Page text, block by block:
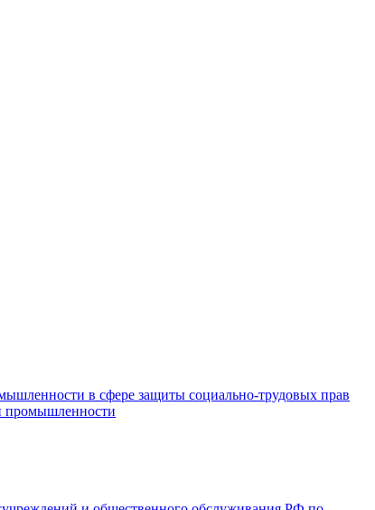
в сфере защиты социально-трудовых прав
промышленности